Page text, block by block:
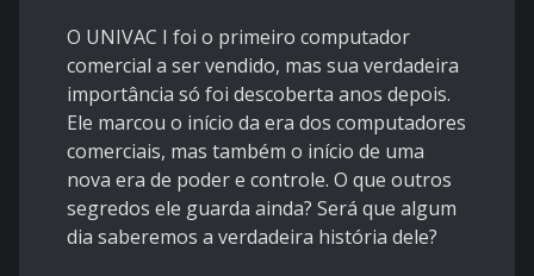
O UNIVAC I foi o primeiro computador
comercial a ser vendido, mas sua verdadeira
importância só foi descoberta anos depois.
Ele marcou o início da era dos computadores
comerciais, mas também o início de uma
nova era de poder e controle. O que outros
segredos ele guarda ainda? Será que algum
dia saberemos a verdadeira história dele?